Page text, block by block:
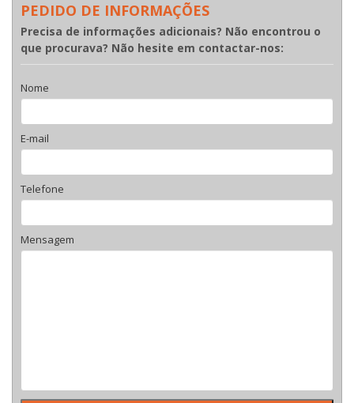
PEDIDO DE INFORMAÇÕES
Precisa de informações adicionais? Não encontrou o
que procurava? Não hesite em contactar-nos:
Nome
E-mail
Telefone
Mensagem